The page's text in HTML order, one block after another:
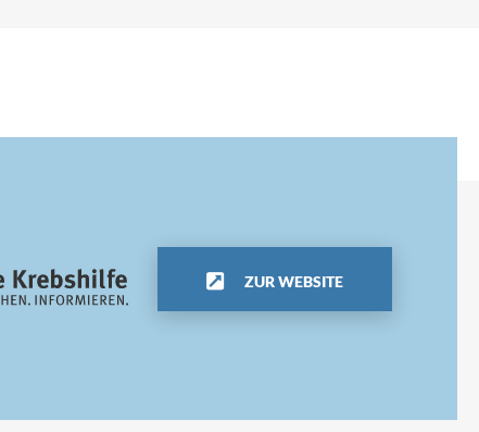
ZUR WEBSITE